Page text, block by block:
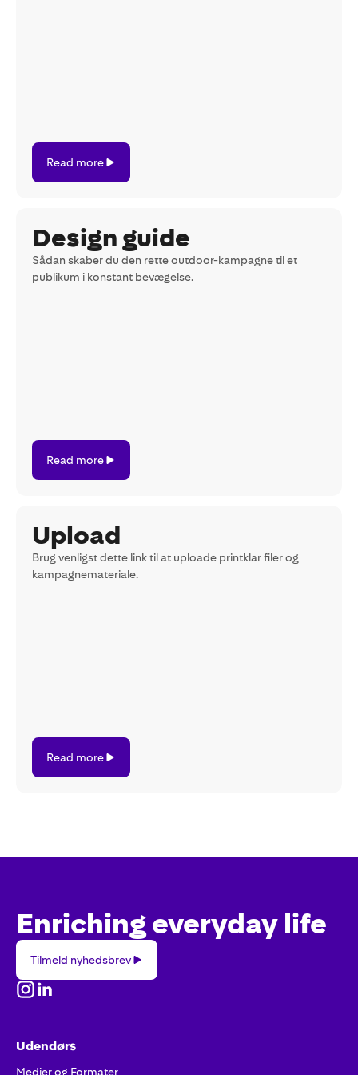
more
Read more
Design guide
Sådan skaber du den rette outdoor-kampagne til et
publikum i konstant bevægelse.
more
Read more
Upload
Brug venligst dette link til at uploade printklar filer og
kampagnemateriale.
more
Read more
Enriching everyday life
nyhedsbrev
Tilmeld nyhedsbrev
Udendørs
Medier og Formater